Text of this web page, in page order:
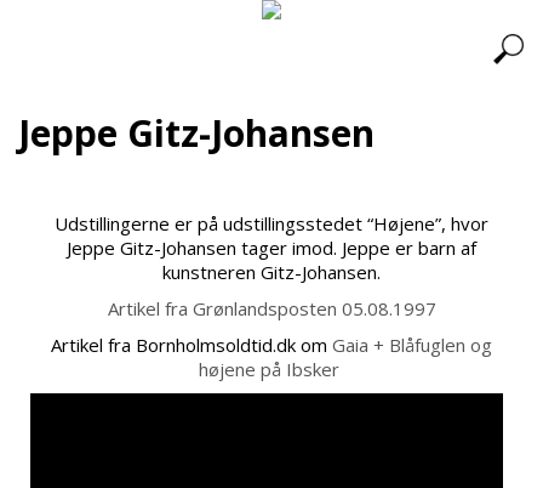
Jeppe Gitz-Johansen
Udstillingerne er på udstillingsstedet “Højene”, hvor
Jeppe Gitz-Johansen tager imod. Jeppe er barn af
kunstneren Gitz-Johansen.
Artikel fra Grønlandsposten 05.08.1997
Artikel fra Bornholmsoldtid.dk om Gaia + Blåfuglen og
højene på Ibsker